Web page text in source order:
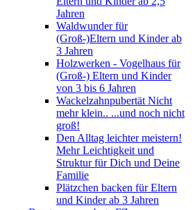
Jahren
Waldwunder für
(Groß-)Eltern und Kinder ab
3 Jahren
Holzwerken - Vogelhaus für
(Groß-) Eltern und Kinder
von 3 bis 6 Jahren
Wackelzahnpubertät Nicht
mehr klein.. ...und noch nicht
groß!
Den Alltag leichter meistern!
Mehr Leichtigkeit und
Struktur für Dich und Deine
Familie
Plätzchen backen für Eltern
und Kinder ab 3 Jahren